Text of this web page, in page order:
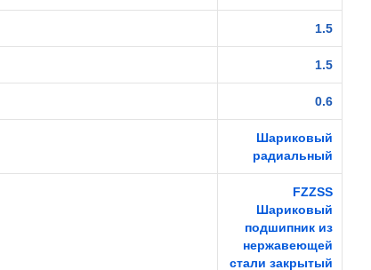
1.5
1.5
0.6
Шариковый
радиальный
FZZSS
Шариковый
подшипник из
нержавеющей
стали закрытый